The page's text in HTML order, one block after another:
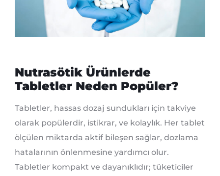
Nutrasötik Ürünlerde
Tabletler Neden Popüler?
Tabletler, hassas dozaj sundukları için takviye
olarak popülerdir, istikrar, ve kolaylık. Her tablet
ölçülen miktarda aktif bileşen sağlar, dozlama
hatalarının önlenmesine yardımcı olur.
Tabletler kompakt ve dayanıklıdır; tüketiciler